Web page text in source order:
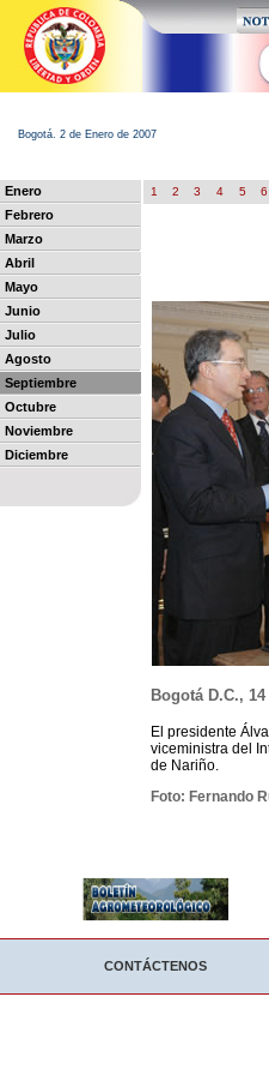
Bogotá. 2 de Enero de 2007
Enero
Febrero
Marzo
Abril
Mayo
Junio
Julio
Agosto
Septiembre
Octubre
Noviembre
Diciembre
1 2 3 4 5 6
Bogotá D.C.,
El presidente
viceministra del
de Nariño.
Foto: Fernando
CONTÁCTENOS